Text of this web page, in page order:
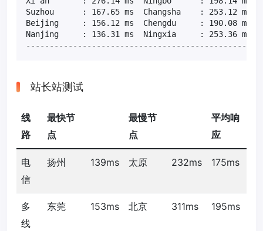
Suzhou      : 167.65 ms  Changsha    : 253.12 ms
Beijing     : 156.12 ms  Chengdu     : 190.08 ms
Nanjing     : 136.31 ms  Ningxia     : 253.36 ms
站长站测试
线
路
最快节
点
最慢节
点
平均响
应
电
信
扬州 139ms 太原 232ms 175ms
多
线
东莞 153ms 北京 311ms 195ms